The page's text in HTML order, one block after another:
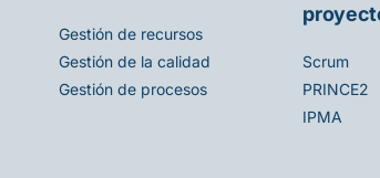
Gestión de recursos
Gestión de la calidad
Gestión de procesos
Scrum
PRINCE2
IPMA